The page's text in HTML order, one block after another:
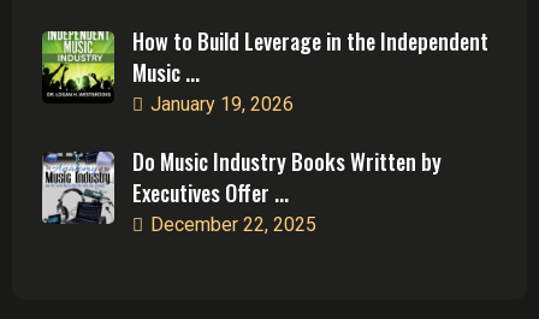
How to Build Leverage in the Independent
Music ...
January 19, 2026
Do Music Industry Books Written by
Executives Offer ...
December 22, 2025